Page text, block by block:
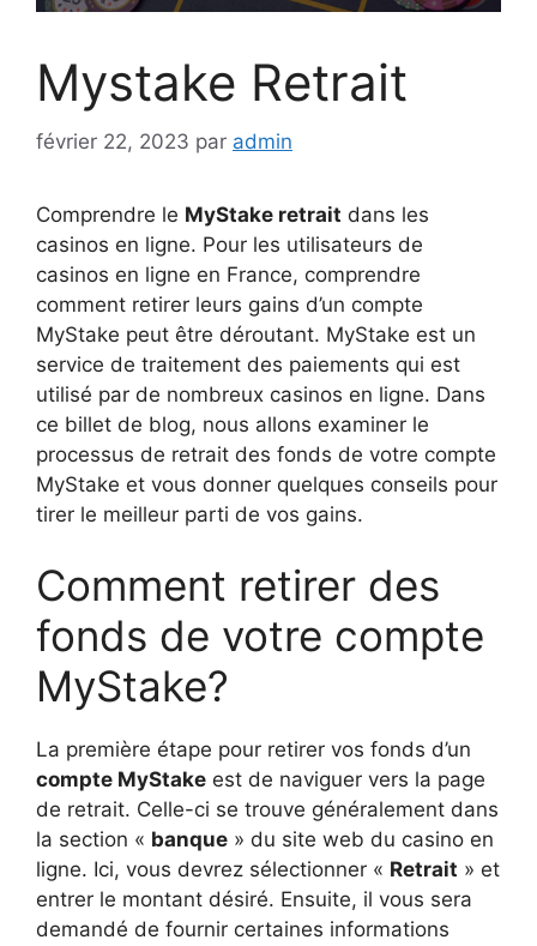
Mystake Retrait
février 22, 2023 par admin
Comprendre le MyStake retrait dans les
casinos en ligne. Pour les utilisateurs de
casinos en ligne en France, comprendre
comment retirer leurs gains d’un compte
MyStake peut être déroutant. MyStake est un
service de traitement des paiements qui est
utilisé par de nombreux casinos en ligne. Dans
ce billet de blog, nous allons examiner le
processus de retrait des fonds de votre compte
MyStake et vous donner quelques conseils pour
tirer le meilleur parti de vos gains.
Comment retirer des
fonds de votre compte
MyStake?
La première étape pour retirer vos fonds d’un
compte MyStake est de naviguer vers la page
de retrait. Celle-ci se trouve généralement dans
la section « banque » du site web du casino en
ligne. Ici, vous devrez sélectionner « Retrait » et
entrer le montant désiré. Ensuite, il vous sera
demandé de fournir certaines informations